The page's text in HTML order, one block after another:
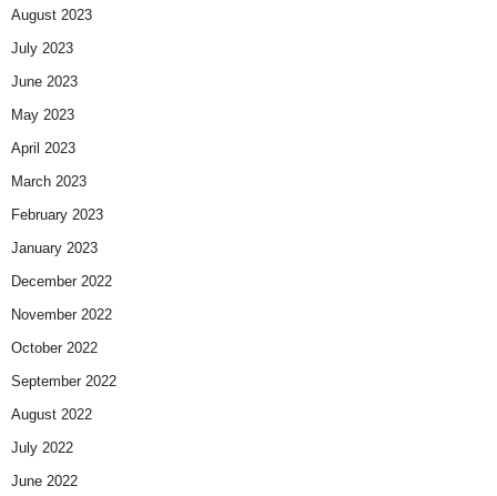
August 2023
July 2023
June 2023
May 2023
April 2023
March 2023
February 2023
January 2023
December 2022
November 2022
October 2022
September 2022
August 2022
July 2022
June 2022